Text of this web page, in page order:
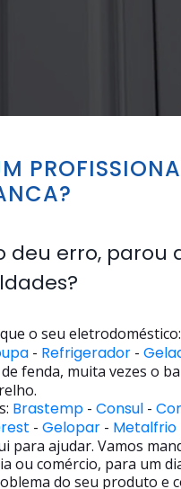
deu erro, parou
o seu eletrodoméstico:
- Refrigerador-
fenda, muita vezes o
Brastemp- Consul-
- Gelopar- Metalfrio
para ajudar. Vamos
ou comércio, para um
do seu produto e